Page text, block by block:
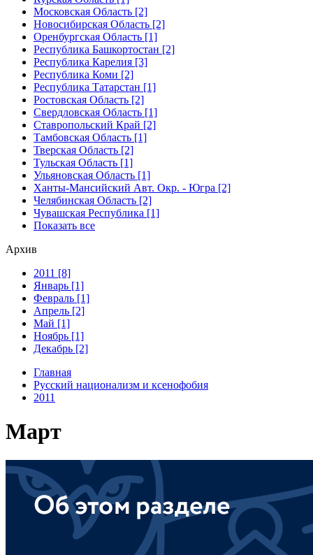
Московская Область [2]
Новосибирская Область [2]
Оренбургская Область [1]
Республика Башкортостан [2]
Республика Карелия [3]
Республика Коми [2]
Республика Татарстан [1]
Ростовская Область [2]
Свердловская Область [1]
Ставропольский Край [2]
Тамбовская Область [1]
Тверская Область [2]
Тульская Область [1]
Ульяновская Область [1]
Ханты-Мансийский Авт. Окр. - Югра [2]
Челябинская Область [2]
Чувашская Республика [1]
Показать все
Архив
2011 [8]
Январь [1]
Февраль [1]
Апрель [2]
Май [1]
Ноябрь [1]
Декабрь [2]
Главная
Русский национализм и ксенофобия
2011
Март